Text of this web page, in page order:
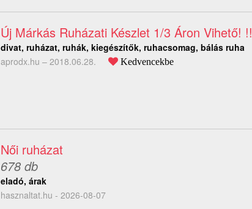
Új Márkás Ruházati Készlet 1/3 Áron Vihető! !!
divat, ruházat, ruhák, kiegészítők, ruhacsomag, bálás ruha
aprodx.hu – 2018.06.28. Kedvencekbe
Női ruházat
678 db
eladó, árak
hasznaltat.hu - 2026-08-07